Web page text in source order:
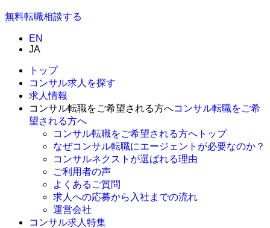
無料転職相談する
EN
JA
トップ
コンサル求人を探す
求人情報
コンサル転職をご希望される方へコンサル転職をご希
望される方へ
コンサル転職をご希望される方へトップ
なぜコンサル転職にエージェントが必要なのか？
コンサルネクストが選ばれる理由
ご利用者の声
よくあるご質問
求人への応募から入社までの流れ
運営会社
コンサル求人特集